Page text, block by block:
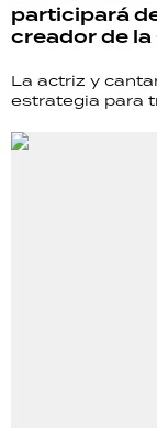
participará
creador de la
La actriz y
estrategia para